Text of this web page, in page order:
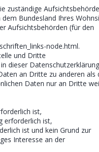
zuständige Aufsichtsbehörde
Bundesland Ihres
Aufsichtsbehörden (für den
node.html.
und Dritte
dieser Datenschutzerklärung
an Dritte zu anderen als
Daten nur an Dritte
ist,
erforderlich ist,
ist und kein Grund zur
Interesse an der